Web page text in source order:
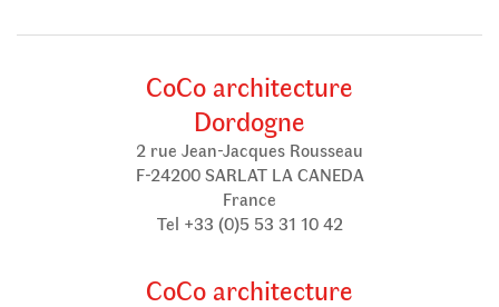
CoCo architecture
Dordogne
2 rue Jean-Jacques Rousseau
F-24200 SARLAT LA CANEDA
France
Tel +33 (0)5 53 31 10 42
CoCo architecture